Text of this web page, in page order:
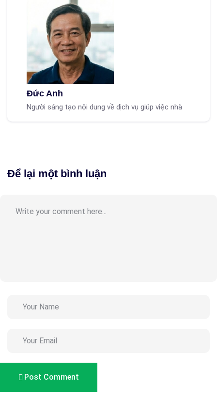
Đức Anh
Người sáng tạo nội dung về dịch vụ giúp việc nhà
Để lại một bình luận
Post Comment